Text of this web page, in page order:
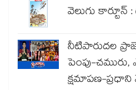
వెలుగు
నీటిపారుదల
పెంపు-చమురు,
క్షమాపణ-